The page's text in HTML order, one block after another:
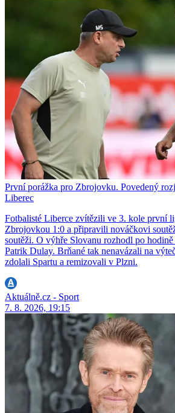
První porážka pro Zbrojovku. Povedený
Liberec
Fotbalisté Liberce zvítězili ve 3. kole první
Zbrojovkou 1:0 a připravili nováčkovi
soutěži. O výhře Slovanu rozhodl po
Patrik Dulay. Brňané tak nenavázali na
zdolali Spartu a remizovali v Plzni.
Aktuálně.cz - Sport
7. 8. 2026, 19:15